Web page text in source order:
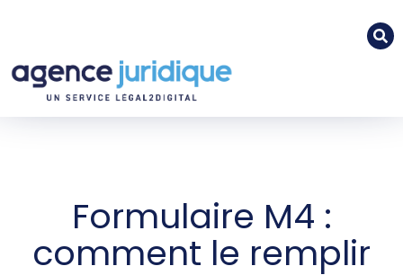
Formulaire M4 :
comment le remplir